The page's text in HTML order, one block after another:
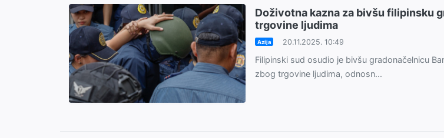
Doživotna kazna za bivšu filipinsku
trgovine ljudima
Azija 20.11.2025. 10:49
Filipinski sud osudio je bivšu gradonačelnicu
zbog trgovine ljudima, odnosn...